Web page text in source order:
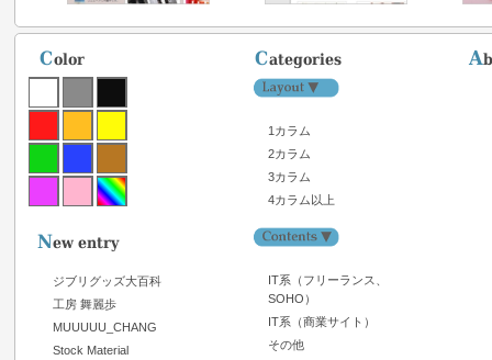
ジブリグッズ大百科
工房 舞麗歩
MUUUUU_CHANG
Stock Material
1カラム
2カラム
3カラム
4カラム以上
IT系（フリーランス、
SOHO）
IT系（商業サイト）
その他